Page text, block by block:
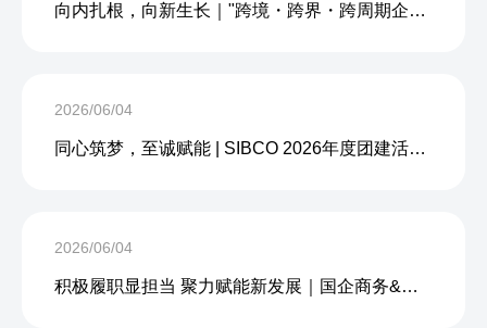
向内扎根，向新生长｜"跨境・跨界・跨周期企业内生力沙龙"成功举办
2026/06/04
同心筑梦，至诚赋能 | SIBCO 2026年度团建活动圆满收官
2026/06/04
积极履职显担当 聚力赋能新发展｜国企商务&中企人力出席上海现代服务业联合会第五届会员大会第三次会议暨2026服务业高质量发展大会